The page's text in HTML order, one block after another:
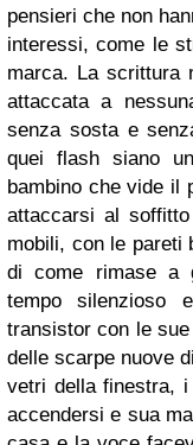
pensieri che non
interessi, come le
marca. La scrittura
attaccata a
senza sosta e
quei flash siano
bambino che vide il
attaccarsi al
mobili, con le pareti
di come rimase a
tempo silenzioso
transistor con le
delle scarpe nuove
vetri della finestra,
accendersi e sua